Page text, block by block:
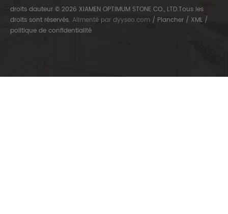
droits dauteur © 2026 XIAMEN OPTIMUM STONE CO., LTD.Tous les
droits sont réservés. Alimenté par dyyseo.com / Plancher / XML /
politique de confidentialité